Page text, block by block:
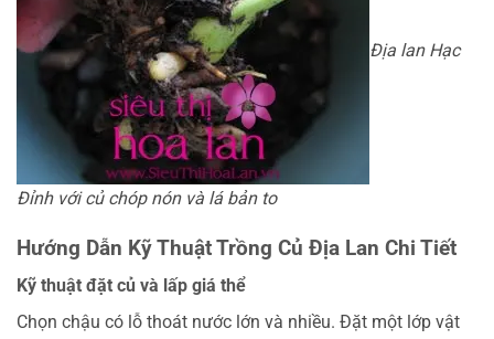
Địa lan Hạc
Đỉnh với củ chóp nón và lá bản to
Hướng Dẫn Kỹ Thuật Trồng Củ Địa Lan Chi Tiết
Kỹ thuật đặt củ và lấp giá thể
Chọn chậu có lỗ thoát nước lớn và nhiều. Đặt một lớp vật